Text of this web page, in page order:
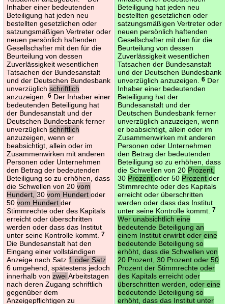
Inhaber einer bedeutenden
Beteiligung hat jeden neu
bestellten gesetzlichen oder
satzungsmäßigen Vertreter oder
neuen persönlich haftenden
Gesellschafter mit den für die
Beurteilung von dessen
Zuverlässigkeit wesentlichen
Tatsachen der Bundesanstalt
und der Deutschen Bundesbank
unverzüglich schriftlich
anzuzeigen.
6Der Inhaber einer
bedeutenden Beteiligung hat
der Bundesanstalt und der
Deutschen Bundesbank ferner
unverzüglich schriftlich
anzuzeigen, wenn er
beabsichtigt, allein oder im
Zusammenwirken mit anderen
Personen oder Unternehmen
den Betrag der bedeutenden
Beteiligung so zu erhöhen, dass
die Schwellen von 20 vom
Hundert, 30 vom Hundert oder
50 vom Hundert der
Stimmrechte oder des Kapitals
erreicht oder überschritten
werden oder dass das Institut
unter seine Kontrolle kommt.
7
Die Bundesanstalt hat den
Eingang einer vollständigen
Anzeige nach Satz 1 oder Satz
6 umgehend, spätestens jedoch
innerhalb von zweiArbeitstagen
nach deren Zugang schriftlich
gegenüber dem
Anzeigepflichtigen zu
Beteiligung hat jeden neu
bestellten gesetzlichen oder
satzungsmäßigen Vertreter oder
neuen persönlich haftenden
Gesellschafter mit den für die
Beurteilung von dessen
Zuverlässigkeit wesentlichen
Tatsachen der Bundesanstalt
und der Deutschen Bundesbank
unverzüglich anzuzeigen.
6Der
Inhaber einer bedeutenden
Beteiligung hat der
Bundesanstalt und der
Deutschen Bundesbank ferner
unverzüglich anzuzeigen, wenn
er beabsichtigt, allein oder im
Zusammenwirken mit anderen
Personen oder Unternehmen
den Betrag der bedeutenden
Beteiligung so zu erhöhen, dass
die Schwellen von 20 Prozent,
30 Prozent oder 50 Prozent der
Stimmrechte oder des Kapitals
erreicht oder überschritten
werden oder dass das Institut
unter seine Kontrolle kommt.
7
Wer unabsichtlich eine
bedeutende Beteiligung an
einem Institut erwirbt oder eine
bedeutende Beteiligung so
erhöht, dass die Schwellen von
20 Prozent, 30 Prozent oder 50
Prozent der Stimmrechte oder
des Kapitals erreicht oder
überschritten werden, oder eine
bedeutende Beteiligung so
erhöht, dass das Institut unter